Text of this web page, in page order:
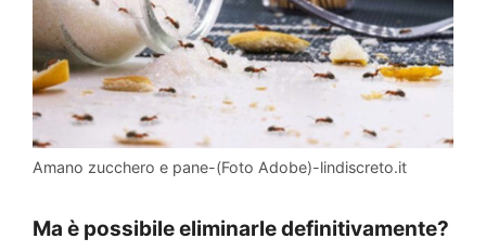
Amano zucchero e pane-(Foto Adobe)-lindiscreto.it
Ma è possibile eliminarle definitivamente?